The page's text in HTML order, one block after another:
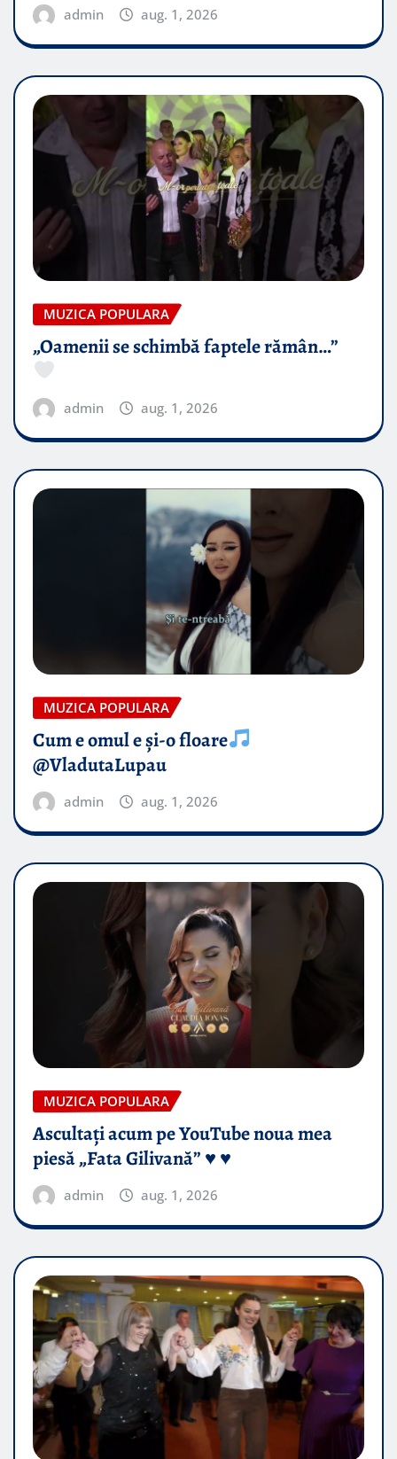
admin aug. 1, 2026
MUZICA POPULARA
„Oamenii se schimbă faptele rămân…”
admin aug. 1, 2026
MUZICA POPULARA
Cum e omul e și-o floare
@VladutaLupau
admin aug. 1, 2026
MUZICA POPULARA
Ascultați acum pe YouTube noua mea
piesă „Fata Gilivană” ♥️ ♥️
admin aug. 1, 2026